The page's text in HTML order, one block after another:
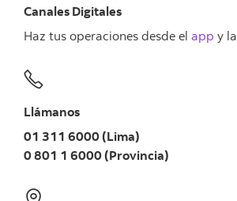
Canales Digitales
Haz tus operaciones desde el app y la
Llámanos
01 311 6000 (Lima)
0 801 1 6000 (Provincia)